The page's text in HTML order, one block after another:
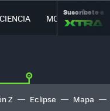
CIENCIA MOVILIDAD
Suscríbete a
Z Eclipse Mapa